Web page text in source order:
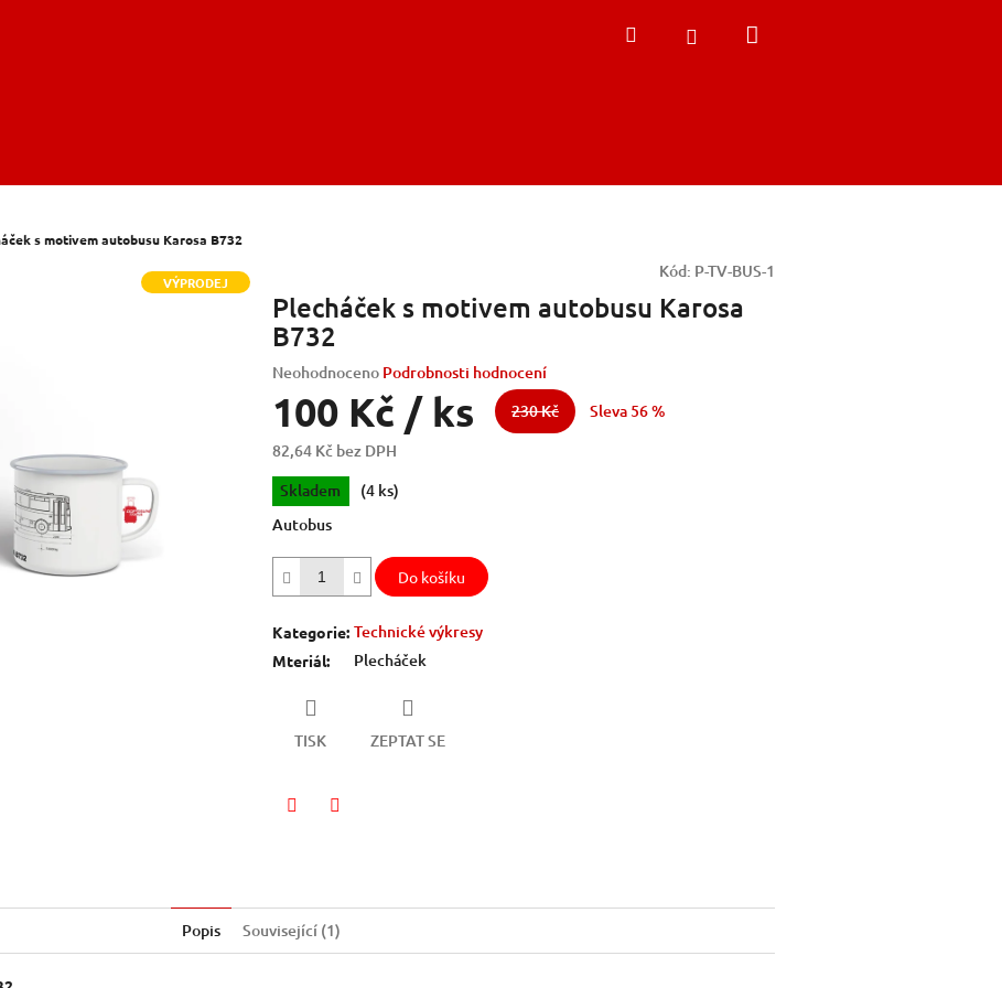
HledatPřihlášení
s motivem autobusu Karosa B732
VÝPRODEJ
Kód: P-TV-BUS-1
Plecháček s motivem autobusu Karosa
B732
Průměrné
produktu
0,0
z
5
hvězdiček.
Neohodnoceno Podrobnosti hodnocení
100 Kč / ks 230 Kč
Sleva 56 %
82,64 Kč bez DPH
Měrná
cena:
Skladem
(4 ks)
Autobus
Do košíku
Kategorie: Technické výkresy
Mteriál: Plecháček
TISK ZEPTAT SE
Popis Související (1)